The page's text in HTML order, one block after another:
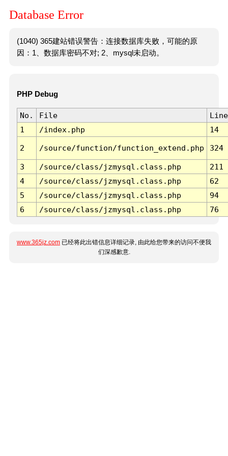
Database Error
(1040) 365建站错误警告：连接数据库失败，可能的原
因：1、数据库密码不对; 2、mysql未启动。
PHP Debug
No. File
Line
1
/index.php 14
2 /source/function/function_extend.php 324
3 /source/class/jzmysql.class.php
211
4
/source/class/jzmysql.class.php
62
5
/source/class/jzmysql.class.php
94
6
/source/class/jzmysql.class.php 76
www.365jz.com 已经将此出错信息详细记录, 由此给您带来的访问不便我
们深感歉意.